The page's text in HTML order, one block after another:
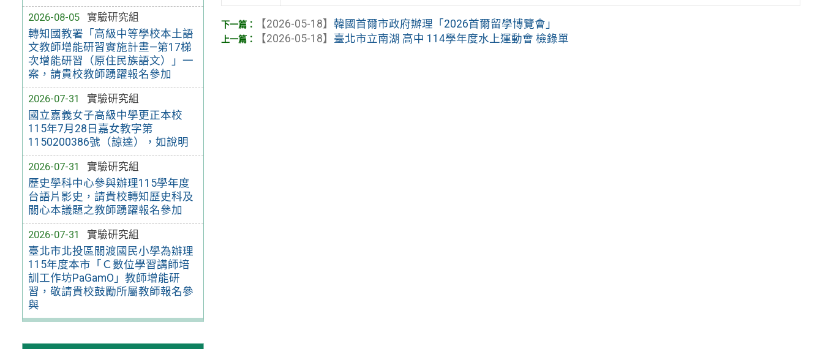
2026-08-05
實驗研究組
轉知國教署「高級中等學校本土語
文教師增能研習實施計畫—第17梯
次增能研習（原住民族語文）」一
案，請貴校教師踴躍報名參加
2026-07-31
實驗研究組
國立嘉義女子高級中學更正本校
115年7月28日嘉女教字第
1150200386號（諒達），如說明
2026-07-31
實驗研究組
歷史學科中心參與辦理115學年度
台語片影史，請貴校轉知歷史科及
關心本議題之教師踴躍報名參加
2026-07-31
實驗研究組
臺北市北投區關渡國民小學為辦理
115年度本市「Ｃ數位學習講師培
訓工作坊PaGamO」教師增能研
習，敬請貴校鼓勵所屬教師報名參
與
【2026-05-18】韓國首爾市政府辦理「2026首爾留學博覽會」
【2026-05-18】 臺北市立南湖 高中 114學年度水上運動會 檢錄單